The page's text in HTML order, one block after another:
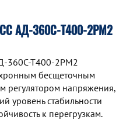
АД-360С-Т400-2РМ2
360С-Т400-2РМ2
беcщеточным
регулятором напряжения,
уровень стабильности
к перегрузкам.